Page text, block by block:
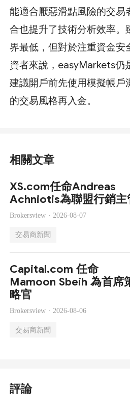
能適合厭惡滑點風險的交
合也提升了技術分析效率。
界最低，但對於注重資金安
資者來說，easyMarkets仍
建議開戶前先使用模擬帳戶
的交易風格再入金。
相關文章
XS.com任命Andreas
Achniotis為聯盟行銷主
Brokersview · 2026-08-07
交易商新聞
Capital.com 任命
Mamoon Sbeih 為首席
略官
Brokersview · 2026-08-06
交易商新聞
評論